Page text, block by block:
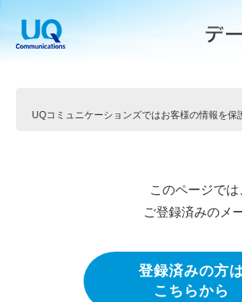
UQコミュニケーションズではお客様の情報を
このページで
ご登録済みのメ
登録済みの方
こちらから